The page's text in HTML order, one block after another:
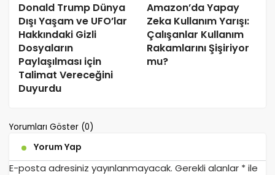
Donald Trump Dünya
Dışı Yaşam ve UFO’lar
Hakkındaki Gizli
Dosyaların
Paylaşılması için
Talimat Vereceğini
Duyurdu
Amazon’da Yapay
Zeka Kullanım Yarışı:
Çalışanlar Kullanım
Rakamlarını Şişiriyor
mu?
Yorumları Göster (0)
Yorum Yap
E-posta adresiniz yayınlanmayacak. Gerekli alanlar *ile